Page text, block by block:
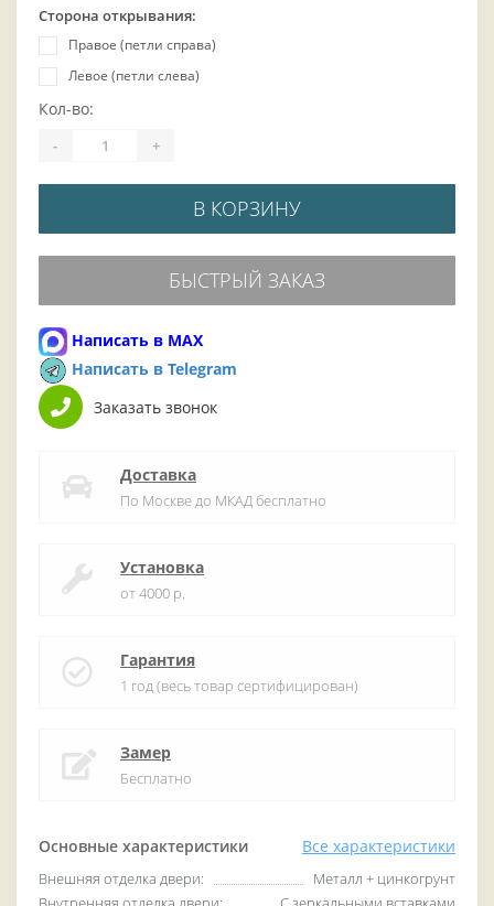
Основные характеристики Все характеристики
Внешняя отделка двери:
Металл + цинкогрунт
Сторона открывания:
Правое (петли справа)
Левое (петли слева)
Кол-во:
- +
В КОРЗИНУ
БЫСТРЫЙ ЗАКАЗ
Написать в MAX
Написать в Telegram
Заказать звонок
Доставка
По Москве до МКАД бесплатно
Установка
от 4000 р.
Гарантия
1 год (весь товар сертифицирован)
Замер
Бесплатно